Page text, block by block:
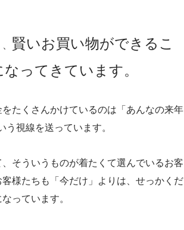
賢いお買い物ができるこ
ってきています。
たくさんかけているのは「あんなの来年
視線を送っています。
そういうものが着たくて選んでいるお客
様たちも「今だけ」よりは、せっかくだ
っています。